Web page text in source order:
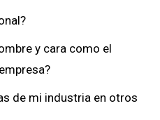
y cara como el
de mi industria en otros